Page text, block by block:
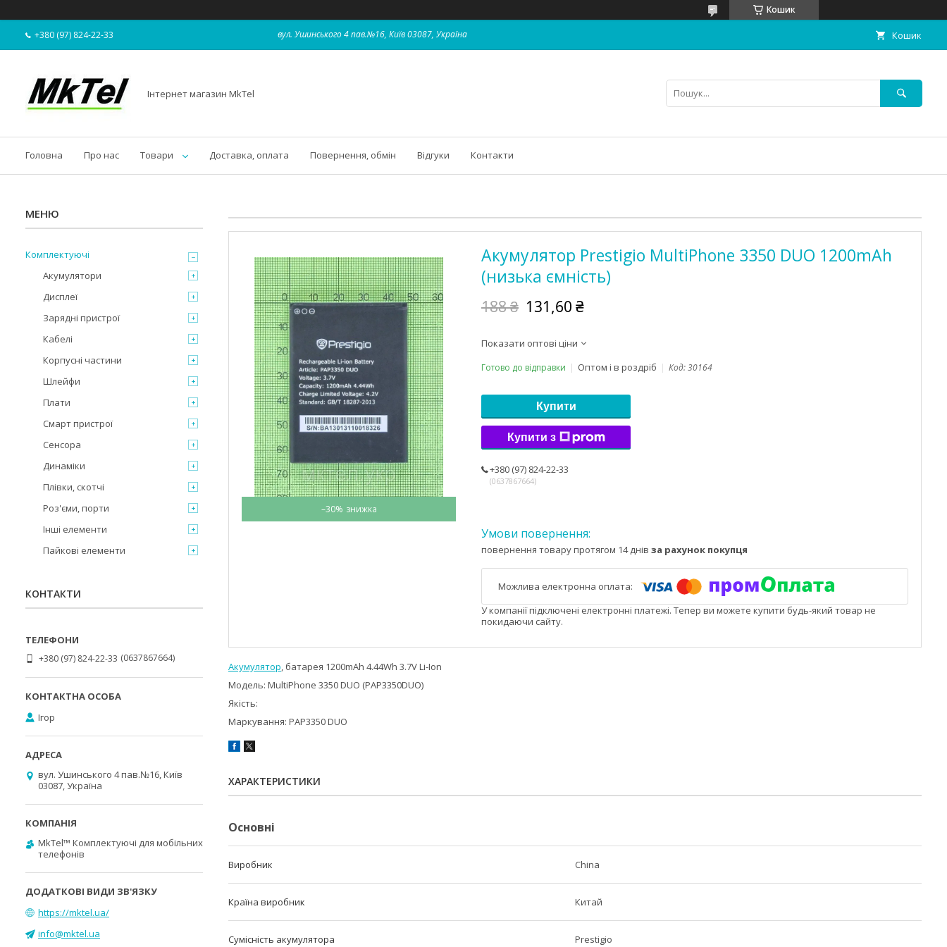
Кошик
+380 (97) 824-22-33 вул. Ушинського 4 пав.№16, Київ 03087, Україна Кошик
Інтернет магазин MkTel
Головна Про нас Товари Доставка, оплата Повернення, обмін Відгуки Контакти
–30%
Акумулятор Prestigio MultiPhone 3350 DUO 1200mAh
(низька ємність)
188 ₴ 131,60 ₴
Показати оптові ціни
Готово до відправки Оптом і в роздріб Код:30164
Купити
Купити з
+380 (97) 824-22-33
0637867664
повернення товару протягом 14 днів за рахунок покупця
У компанії підключені електронні платежі. Тепер ви можете купити будь-який товар не
покидаючи сайту.
Акумулятор, батарея 1200mAh 4.44Wh 3.7V Li-Ion
Модель: MultiPhone 3350 DUO (PAP3350DUO)
Якість:
Маркування: PAP3350 DUO
ХАРАКТЕРИСТИКИ
Основні
Виробник China
Країна виробник Китай
Сумісність акумулятора Prestigio
Комплектуючі
Акумулятори
Дисплеї
Зарядні пристрої
Кабелі
Корпусні частини
Шлейфи
Плати
Смарт пристрої
Сенсора
Динаміки
Плівки, скотчі
Роз'єми, порти
Інші елементи
Пайкові елементи
КОНТАКТИ
+380 (97) 824-22-33 0637867664
Ігор
вул. Ушинського 4 пав.№16, Київ
03087, Україна
MkTel™ Комплектуючі для мобільних
телефонів
https://mktel.ua/
info@mktel.ua